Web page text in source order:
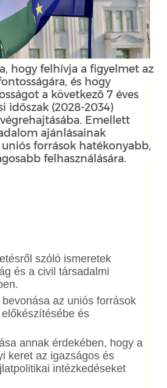
hogy felhívja a figyelmet az
és hogy
a következő 7 éves
időszak (2028-2034)
Emellett
ajánlásainak
uniós források hatékonyabb,
felhasználására.
szóló ismeretek
és a civil társadalmi
az uniós források
és
annak érdekében, hogy a
keret az igazságos és
intézkedéseket